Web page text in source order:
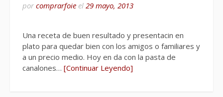
por comprarfoie el 29 mayo, 2013
Una receta de buen resultado y presentacin en
plato para quedar bien con los amigos o familiares y
a un precio medio. Hoy en da con la pasta de
canalones… [Continuar Leyendo]